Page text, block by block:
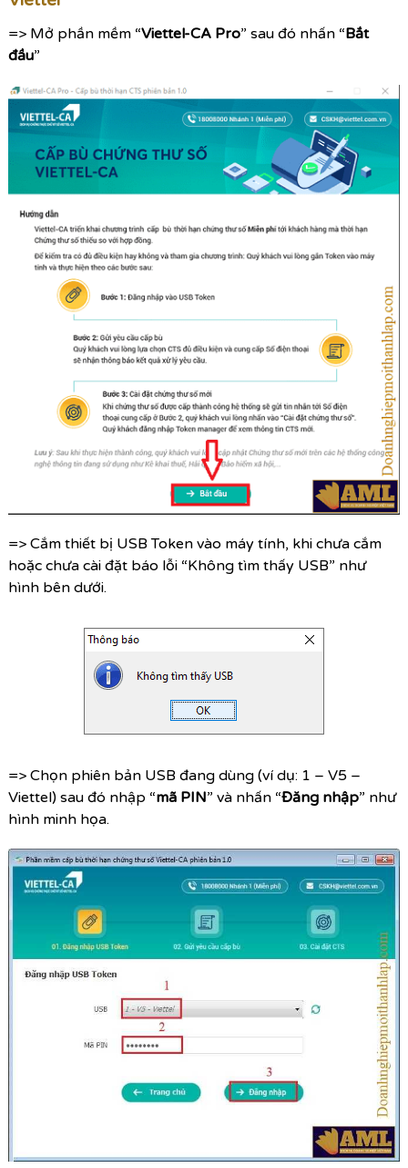
=> Mở phần mềm “Viettel-CA Pro” sau đó nhấn “Bắt
đầu”
=> Cắm thiết bị USB Token vào máy tính, khi chưa cắm
hoặc chưa cài đặt báo lỗi “Không tìm thấy USB” như
hình bên dưới.
=> Chọn phiên bản USB đang dùng (ví dụ: 1 – V5 –
Viettel) sau đó nhập “mã PIN” và nhấn “Đăng nhập” như
hình minh họa.